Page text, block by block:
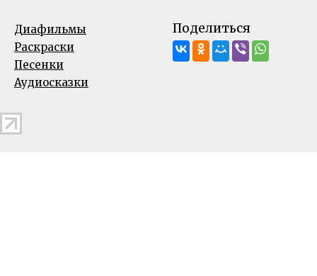
Диафильмы
Раскраски
Песенки
Аудиосказки
Поделиться